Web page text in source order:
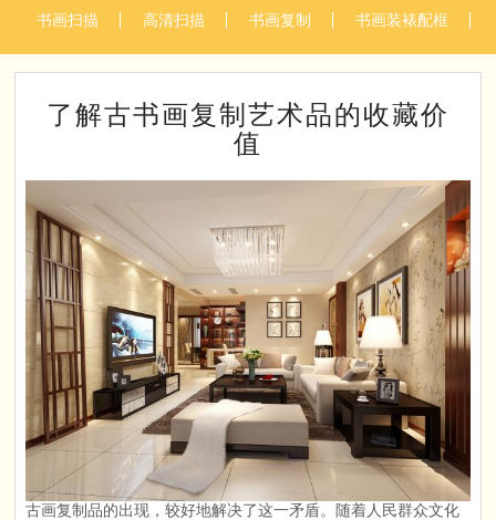
书画扫描 高清扫描 书画复制 书画装裱配框
了解古书画复制艺术品的收藏价
值
古画复制品的出现，较好地解决了这一矛盾。随着人民群众文化